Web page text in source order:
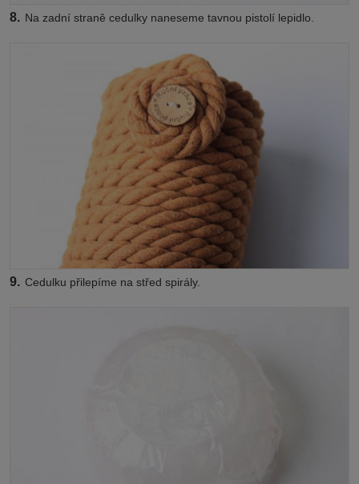
8. Na zadní straně cedulky naneseme tavnou pistolí lepidlo.
9. Cedulku přilepíme na střed spirály.